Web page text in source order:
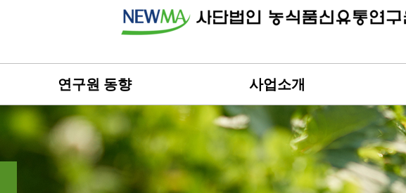
연구원 동향 사업소개